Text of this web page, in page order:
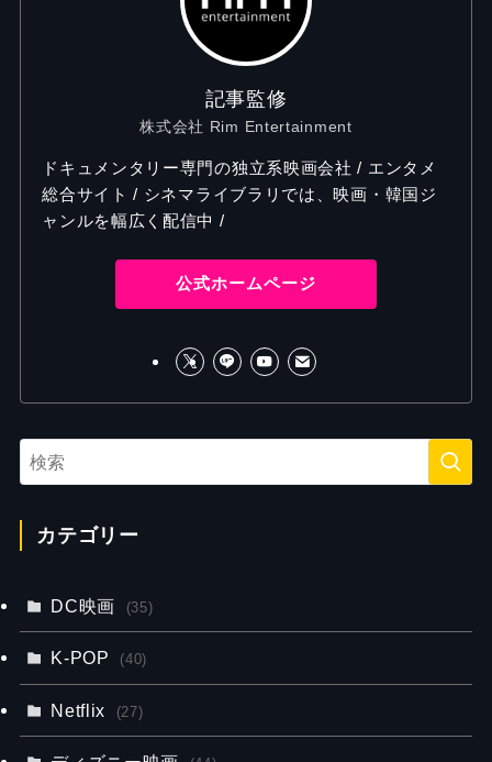
記事監修
株式会社 Rim Entertainment
ドキュメンタリー専門の独立系映画会社 / エンタメ
総合サイト / シネマライブラリでは、映画・韓国ジ
ャンルを幅広く配信中 /
公式ホームページ
カテゴリー
DC映画 (35)
K-POP (40)
Netflix (27)